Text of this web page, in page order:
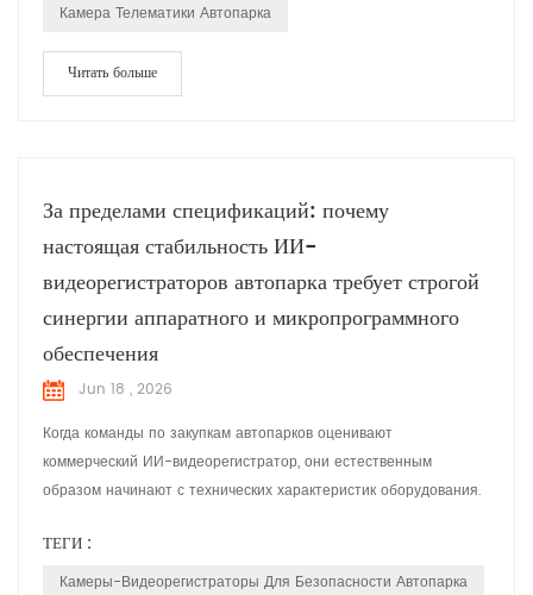
Камера Телематики Автопарка
Читать больше
За пределами спецификаций: почему
настоящая стабильность ИИ-
видеорегистраторов автопарка требует строгой
синергии аппаратного и микропрограммного
обеспечения
Jun 18 , 2026
Когда команды по закупкам автопарков оценивают
коммерческий ИИ-видеорегистратор, они естественным
образом начинают с технических характеристик оборудования.
показатели физической защиты от проникновения обычно
занимают главное место в списке проверки. Однако
ТЕГИ :
Камеры-Видеорегистраторы Для Безопасности Автопарка